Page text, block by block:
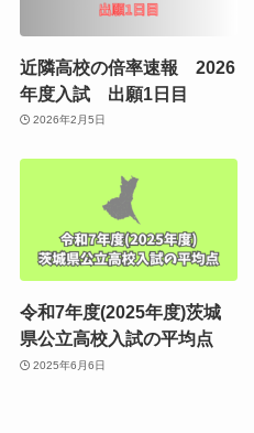
近隣高校の倍率速報 2026
年度入試 出願1日目
2026年2月5日
令和7年度(2025年度)茨城
県公立高校入試の平均点
2025年6月6日